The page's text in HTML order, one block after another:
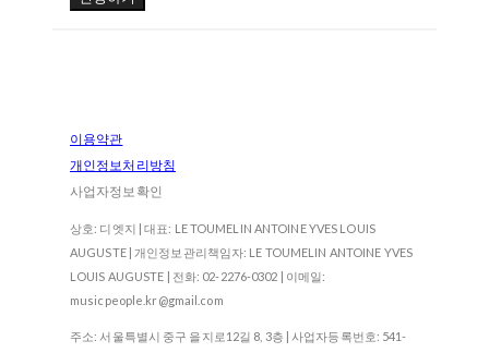
이용약관
개인정보처리방침
사업자정보확인
상호: 디엣지 | 대표: LE TOUMELIN ANTOINE YVES LOUIS
AUGUSTE | 개인정보관리책임자: LE TOUMELIN ANTOINE YVES
LOUIS AUGUSTE | 전화: 02-2276-0302 | 이메일:
musicpeople.kr@gmail.com
주소: 서울특별시 중구 을지로12길 8, 3층 | 사업자등록번호: 541-